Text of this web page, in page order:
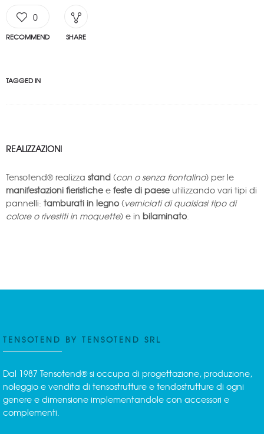
0
RECOMMEND SHARE
TAGGED IN
REALIZZAZIONI
Tensotend® realizza stand (con o senza frontalino) per le
manifestazioni fieristiche e feste di paese utilizzando vari tipi di
pannelli: tamburati in legno (verniciati di qualsiasi tipo di
colore o rivestiti in moquette) e in bilaminato
TENSOTEND BY TENSOTEND SRL
Dal 1987 Tensotend® si occupa di progettazione, produzione,
noleggio e vendita di tensostrutture e tendostrutture di ogni
genere e dimensione implementandole con accessori e
complementi.